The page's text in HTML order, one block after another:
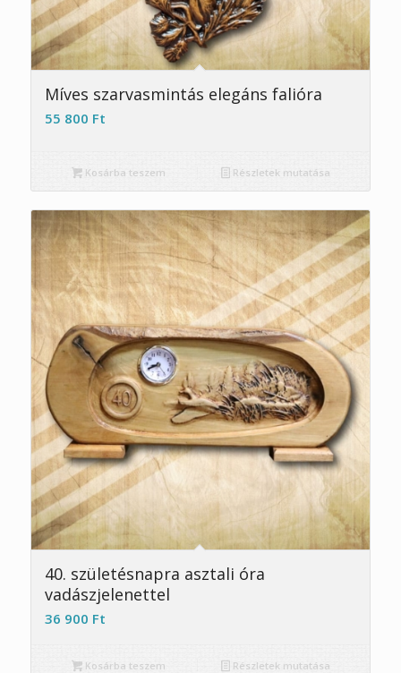
Míves szarvasmintás elegáns falióra
55 800 Ft
Kosárba teszem Részletek mutatása
40. születésnapra asztali óra
vadászjelenettel
36 900 Ft
Kosárba teszem Részletek mutatása